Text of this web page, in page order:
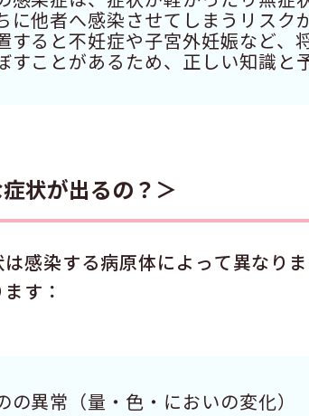
に他者へ感染させてしまうリスク
すると不妊症や子宮外妊娠など、
すことがあるため、正しい知識と
状が出るの？＞
感染する病原体によって異なり
す：
の異常（量・色・においの変化）